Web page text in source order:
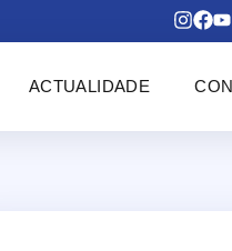
ACTUALIDADE